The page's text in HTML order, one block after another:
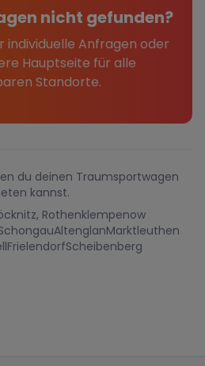
nicht gefunden?
individuelle Anfragen oder
Hauptseite für alle
Standorte.
du deinen Traumsportwagen
kannst.
Rothenklempenow
AltenglanMarktleuthen
FrielendorfScheibenberg